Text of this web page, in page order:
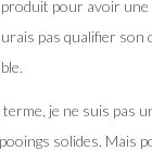
produit pour avoir une
pas qualifier son
je ne suis pas
solides. Mais